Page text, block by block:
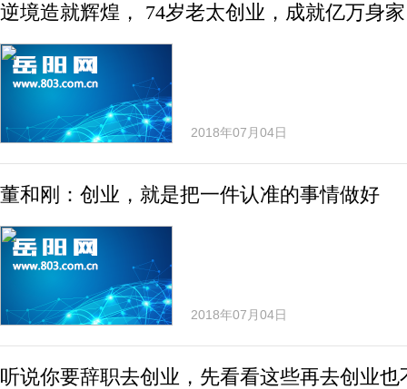
逆境造就辉煌， 74岁老太创业，成就亿万身家
2018年07月04日
董和刚：创业，就是把一件认准的事情做好
2018年07月04日
听说你要辞职去创业，先看看这些再去创业也